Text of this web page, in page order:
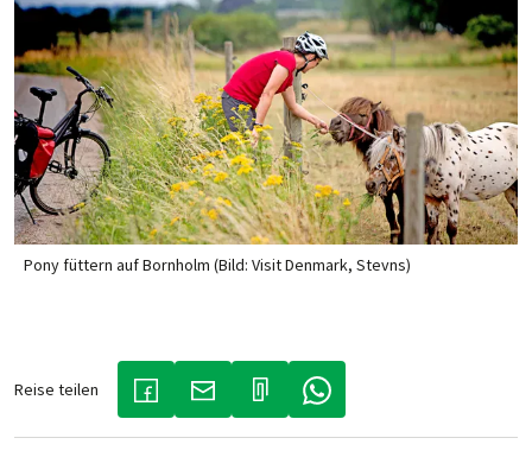
Pony füttern auf Bornholm (Bild: Visit Denmark, Stevns)
Reise teilen
(LINK ÖFFNET IN NEUEM TAB)
(LINK ÖFFNET IN NEUEM TAB)
(LINK ÖFFNET IN NEUEM